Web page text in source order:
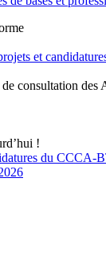
et
consultation des
!
du CCCA-